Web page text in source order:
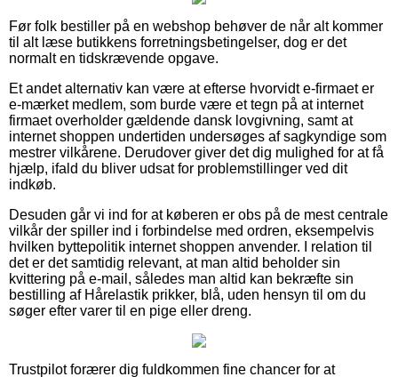
Før folk bestiller på en webshop behøver de når alt kommer
til alt læse butikkens forretningsbetingelser, dog er det
normalt en tidskrævende opgave.
Et andet alternativ kan være at efterse hvorvidt e-firmaet er
e-mærket medlem, som burde være et tegn på at internet
firmaet overholder gældende dansk lovgivning, samt at
internet shoppen undertiden undersøges af sagkyndige som
mestrer vilkårene. Derudover giver det dig mulighed for at få
hjælp, ifald du bliver udsat for problemstillinger ved dit
indkøb.
Desuden går vi ind for at køberen er obs på de mest centrale
vilkår der spiller ind i forbindelse med ordren, eksempelvis
hvilken byttepolitik internet shoppen anvender. I relation til
det er det samtidig relevant, at man altid beholder sin
kvittering på e-mail, således man altid kan bekræfte sin
bestilling af Hårelastik prikker, blå, uden hensyn til om du
søger efter varer til en pige eller dreng.
Trustpilot forærer dig fuldkommen fine chancer for at